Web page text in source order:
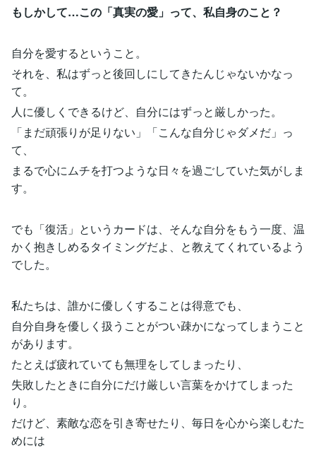
もしかして…この「真実の愛」って、私自身のこと？
自分を愛するということ。
それを、私はずっと後回しにしてきたんじゃないかなっ
て。
人に優しくできるけど、自分にはずっと厳しかった。
「まだ頑張りが足りない」「こんな自分じゃダメだ」っ
て、
まるで心にムチを打つような日々を過ごしていた気がしま
す。
でも「復活」というカードは、そんな自分をもう一度、温
かく抱きしめるタイミングだよ、と教えてくれているよう
でした。
私たちは、誰かに優しくすることは得意でも、
自分自身を優しく扱うことがつい疎かになってしまうこと
があります。
たとえば疲れていても無理をしてしまったり、
失敗したときに自分にだけ厳しい言葉をかけてしまった
り。
だけど、素敵な恋を引き寄せたり、毎日を心から楽しむた
めには